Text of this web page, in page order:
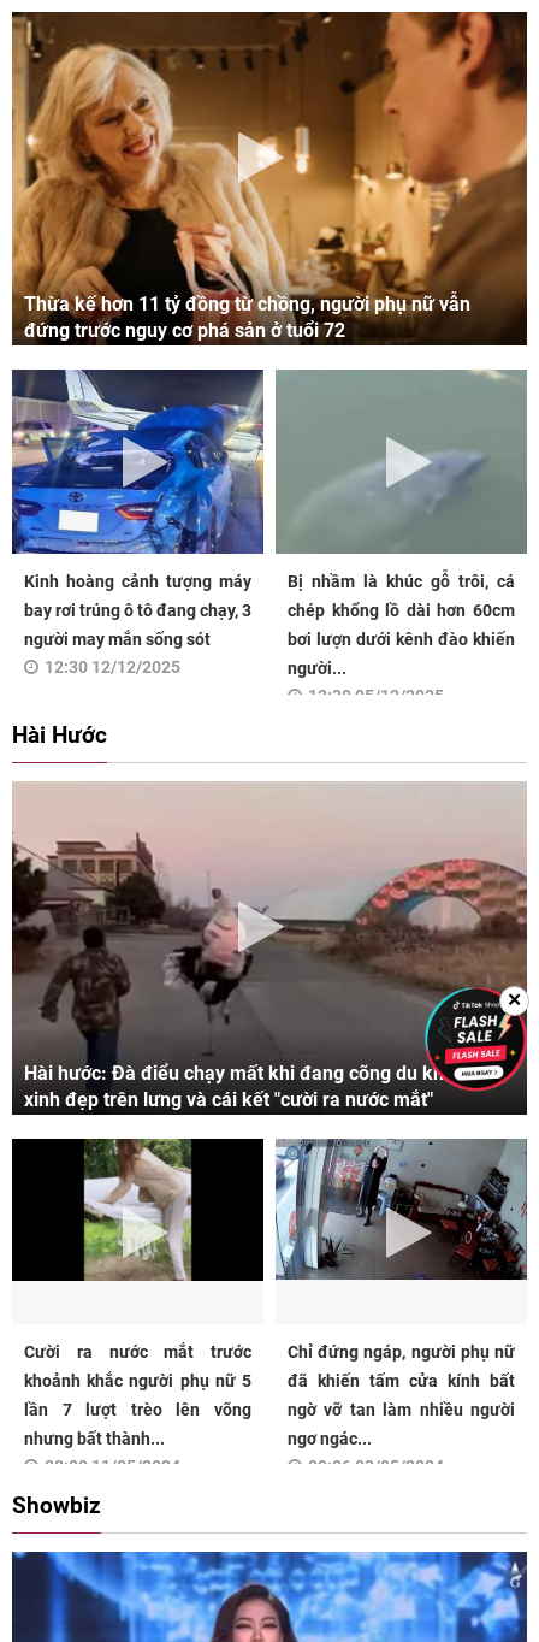
Thừa kế hơn 11 tỷ đồng từ chồng, người phụ nữ vẫn
đứng trước nguy cơ phá sản ở tuổi 72
Kinh hoàng cảnh tượng máy
bay rơi trúng ô tô đang chạy, 3
người may mắn sống sót
12:30 12/12/2025
Bị nhầm là khúc gỗ trôi, cá
chép khổng lồ dài hơn 60cm
bơi lượn dưới kênh đào khiến
người...
12:30 05/12/2025
Hài Hước
Hài hước: Đà điểu chạy mất khi đang cõng du khách
xinh đẹp trên lưng và cái kết "cười ra nước mắt"
Cười ra nước mắt trước
khoảnh khắc người phụ nữ 5
lần 7 lượt trèo lên võng
nhưng bất thành...
08:00 11/05/2024
Chỉ đứng ngáp, người phụ nữ
đã khiến tấm cửa kính bất
ngờ vỡ tan làm nhiều người
ngơ ngác...
09:06 03/05/2024
Showbiz
✕